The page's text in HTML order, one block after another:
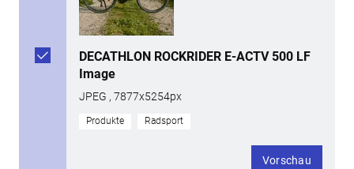
DECATHLON ROCKRIDER E-ACTV 500 LF
Image
JPEG , 7877x5254px
Produkte Radsport
Vorschau